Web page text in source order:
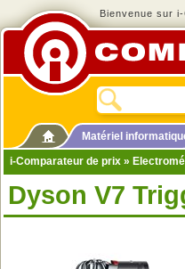
Bienvenue sur
Matériel
i-Comparateur de prix »
Dyson V7